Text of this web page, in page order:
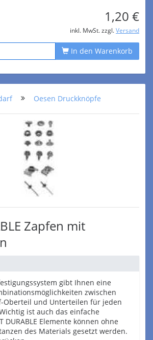
1,20 €
inkl. MwSt. zzgl. Versand
In den Warenkorb
Oesen Druckknöpfe
Zapfen mit
gibt Ihnen eine
zwischen
Oberteil und Unterteilen für jeden
ist auch das einfache
DURABLE Elemente können ohne
des Materials gesetzt werden.